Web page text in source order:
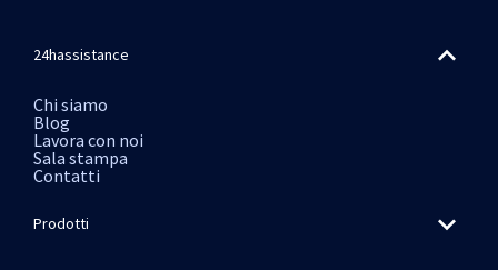
24hassistance
Chi siamo
Blog
Lavora con noi
Sala stampa
Contatti
Prodotti